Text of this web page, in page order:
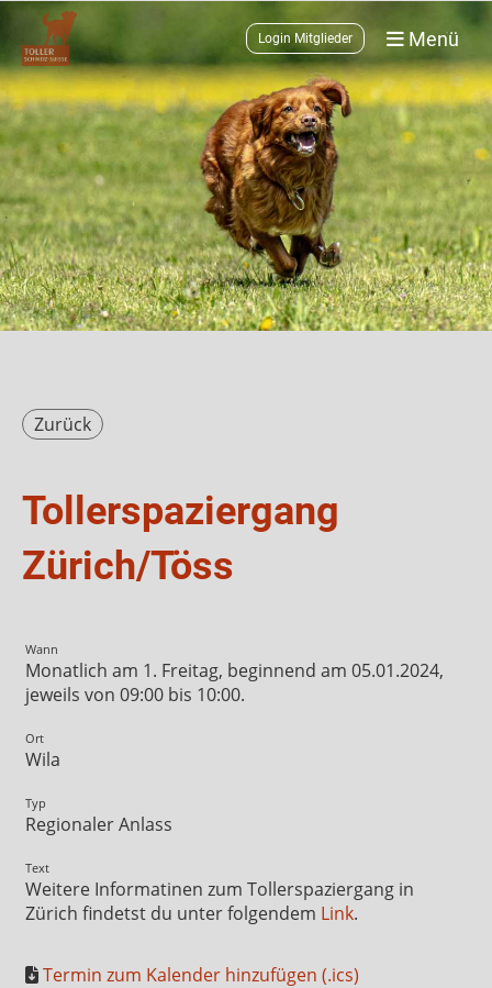
Login Mitglieder Menü
Zurück
Tollerspaziergang
Zürich/Töss
Wann
Monatlich am 1. Freitag, beginnend am 05.01.2024,
jeweils von 09:00 bis 10:00.
Ort
Wila
Typ
Regionaler Anlass
Text
Weitere Informatinen zum Tollerspaziergang in
Zürich findetst du unter folgendem Link.
Termin zum Kalender hinzufügen (.ics)